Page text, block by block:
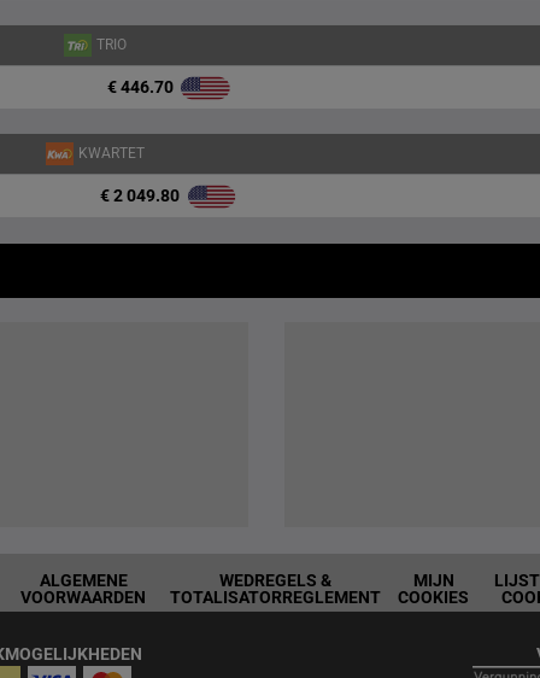
TRIO
€ 446.70
KWARTET
€ 2 049.80
ALGEMENE
VOORWAARDEN
WEDREGELS &
TOTALISATORREGLEMENT
MIJN
COOKIES